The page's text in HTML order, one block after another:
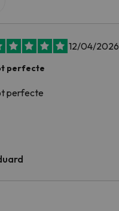
12/04/2026
perfecte
perfecte